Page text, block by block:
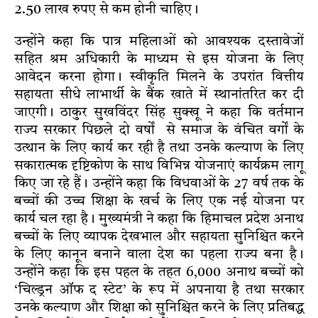
2.50 लाख रुपए से कम होनी चाहिए।
उन्होंने कहा कि पात्र महिलाओं को आवश्यक दस्तावेजों
सहित श्रम अधिकारी के माध्यम से इस योजना के लिए
आवेदन करना होगा। स्वीकृति मिलने के उपरांत वित्तीय
सहायता सीधे लाभार्थी के बैंक खाते में स्थानांतरित कर दी
जाएगी। ठाकुर सुखविंदर सिंह सुक्खू ने कहा कि वर्तमान
राज्य सरकार पिछले दो वर्षों से समाज के वंचित वर्गों के
उत्थान के लिए कार्य कर रही है तथा उनके कल्याण के लिए
सकारात्मक दृष्टिकोण के साथ विभिन्न योजनाएं कार्यक्रम लागू
किए जा रहे हैं। उन्होंने कहा कि विधवाओं के 27 वर्ष तक के
बच्चों की उच्च शिक्षा के खर्च के लिए एक नई योजना पर
कार्य चल रहा है। मुख्यमंत्री ने कहा कि हिमाचल प्रदेश अनाथ
बच्चों के लिए व्यापक देखभाल और सहायता सुनिश्चित करने
के लिए कानून बनाने वाला देश का पहला राज्य बना है।
उन्होंने कहा कि इस पहल के तहत 6,000 अनाथ बच्चों को
‘चिल्ड्रन ऑफ द स्टेट’ के रूप में अपनाया है तथा सरकार
उनके कल्याण और शिक्षा को सुनिश्चित करने के लिए प्रतिबद्ध